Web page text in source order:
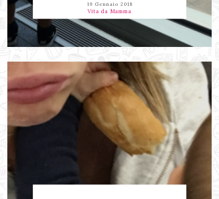
19 Gennaio 2018
Vita da Mamma